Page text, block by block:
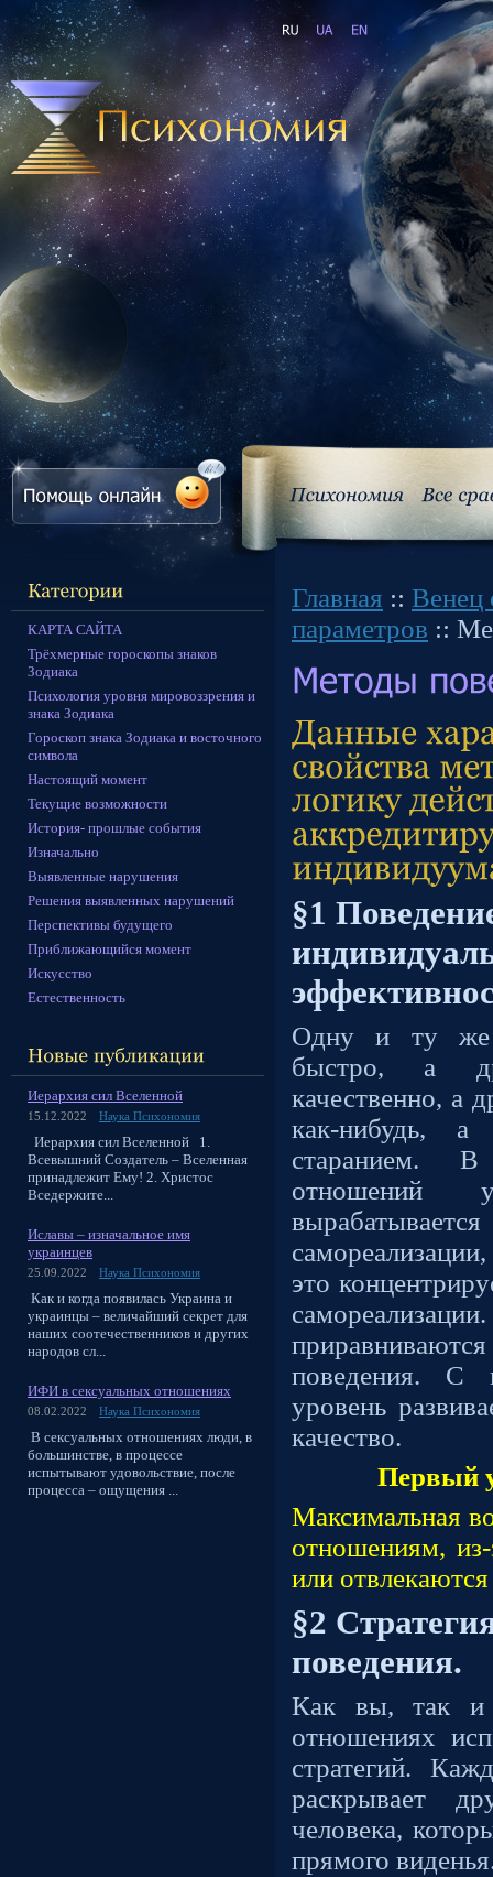
КАРТА САЙТА
Трёхмерные гороскопы знаков
Зодиака
Психология уровня мировоззрения и
знака Зодиака
Гороскоп знака Зодиака и восточного
символа
Настоящий момент
Текущие возможности
История- прошлые события
Изначально
Выявленные нарушения
Решения выявленных нарушений
Перспективы будущего
Приближающийся момент
Искусство
Естественность
Иерархия сил Вселенной
15.12.2022 Наука Психономия
Иерархия сил Вселенной 1.
Всевышний Создатель – Вселенная
принадлежит Ему! 2. Христос
Вседержите...
Иславы – изначальное имя
украинцев
25.09.2022 Наука Психономия
Как и когда появилась Украина и
украинцы – величайший секрет для
наших соотечественников и других
народов сл...
ИФИ в сексуальных отношениях
08.02.2022 Наука Психономия
В сексуальных отношениях люди, в
большинстве, в процессе
испытывают удовольствие, после
процесса – ощущения ...
Главная :: Венец
параметров ::
§1
Одну и ту же
быстро, а
качественно, а
как-нибудь,
старанием. В
отношений
это
поведения. С
уровень
качество.
Первый
Максимальная
отношениям, из-
или
§2
поведения.
Как вы, так и
отношениях
стратегий.
раскрывает
человека,
прямого